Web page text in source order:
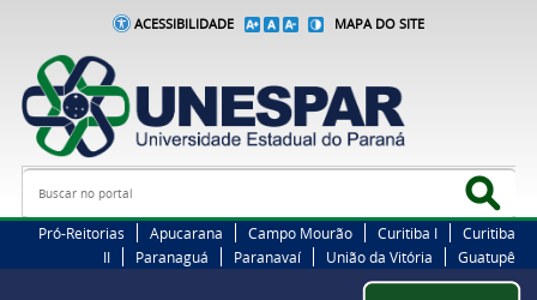
ACESSIBILIDADE MAPA DO SITE
Busca
Pró-Reitorias Apucarana Campo Mourão Curitiba I
Curitiba
II
Paranaguá Paranavaí União da Vitória Guatupê